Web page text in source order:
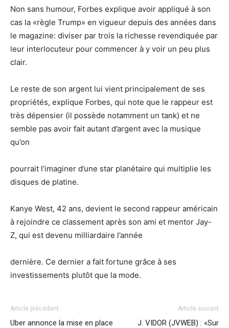
Non sans humour, Forbes explique avoir appliqué à son
cas la «règle Trump» en vigueur depuis des années dans
le magazine: diviser par trois la richesse revendiquée par
leur interlocuteur pour commencer à y voir un peu plus
clair.
Le reste de son argent lui vient principalement de ses
propriétés, explique Forbes, qui note que le rappeur est
très dépensier (il possède notamment un tank) et ne
semble pas avoir fait autant d’argent avec la musique
qu’on
pourrait l’imaginer d’une star planétaire qui multiplie les
disques de platine.
Kanye West, 42 ans, devient le second rappeur américain
à rejoindre ce classement après son ami et mentor Jay-
Z, qui est devenu milliardaire l’année
dernière. Ce dernier a fait fortune grâce à ses
investissements plutôt que la mode.
Article précédent
Uber annonce la mise en place
Article suivant
J. VIDOR (JVWEB) : «Sur